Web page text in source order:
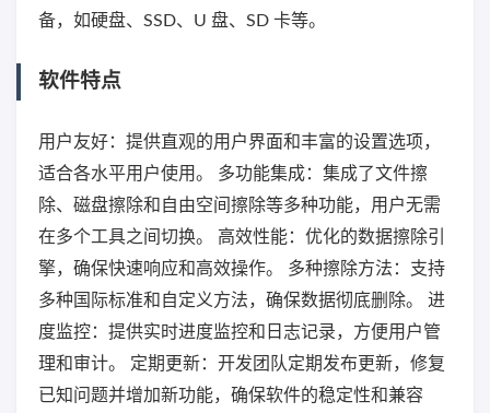
备，如硬盘、SSD、U 盘、SD 卡等。
软件特点
用户友好：提供直观的用户界面和丰富的设置选项，
适合各水平用户使用。 多功能集成：集成了文件擦
除、磁盘擦除和自由空间擦除等多种功能，用户无需
在多个工具之间切换。 高效性能：优化的数据擦除引
擎，确保快速响应和高效操作。 多种擦除方法：支持
多种国际标准和自定义方法，确保数据彻底删除。 进
度监控：提供实时进度监控和日志记录，方便用户管
理和审计。 定期更新：开发团队定期发布更新，修复
已知问题并增加新功能，确保软件的稳定性和兼容